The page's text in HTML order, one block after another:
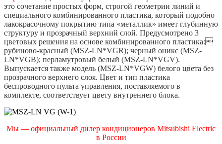
это сочетание простых форм, строгой геометрии линий и
специального комбинированного пластика, который подобно
лакокрасочному покрытию типа «металлик» имеет глубинную
структуру и прозрачный верхний слой. Предусмотрено 3
цветовых решения на основе комбинированного пластика:
рубиново-красный (MSZ-LN*VGR); черный оникс (MSZ-
LN*VGB); перламутровый белый (MSZ-LN*VGV).
Выпускается также модель (MSZ-LN*VGW) белого цвета без
прозрачного верхнего слоя. Цвет и тип пластика
беспроводного пульта управления, поставляемого в
комплекте, соответствует цвету внутреннего блока.
Мы — официальный дилер кондиционеров Mitsubishi Electric
в России